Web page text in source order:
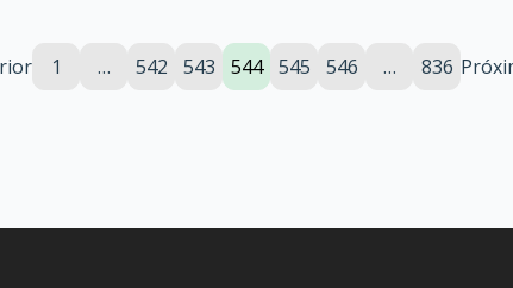
1 … 542 543 544 545 546 … 836